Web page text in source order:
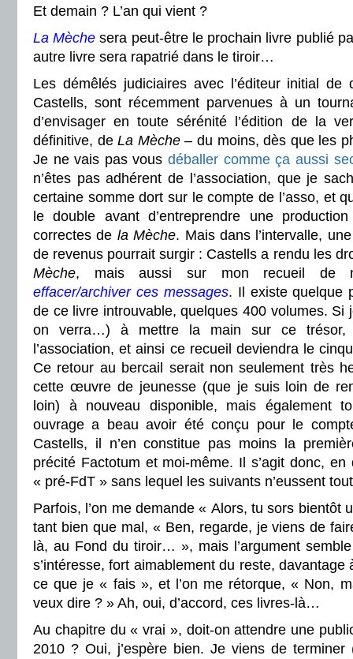
Et demain ? L’an qui vient ?
La Mèche sera peut-être le prochain livre publié
autre livre sera rapatrié dans le tiroir…
Les démêlés judiciaires avec l’éditeur initial de
Castells, sont récemment parvenues à un
d’envisager en toute sérénité l’édition de la
définitive, deLa Mèche– du moins, dès que les
Je ne vais pas vousdéballer comme ça aussi
n’êtes pas adhérent de l’association, que je
certaine somme dort sur le compte de l’asso, et
le double avant d’entreprendre une
correctes de la Mèche. Mais dans l’intervalle,
de revenus pourrait surgir : Castells a rendu les
Mèche, mais aussi sur mon recueil de
effacer/archiver ces messages. Il existe quelque
de ce livre introuvable, quelques 400 volumes. Si
on verra…) à mettre la main sur ce trésor,
l’association, et ainsi ce recueil deviendra le
Ce retour au bercail serait non seulement très
cette œuvre de jeunesse (que je suis loin de
loin) à nouveau disponible, mais également
ouvrage a beau avoir été conçu pour le
Castells, il n’en constitue pas moins la
précité Factotum et moi-même. Il s’agit donc, en
« pré-FdT » sans lequel les suivants n’eussent
Parfois, l’on me demande « Alors, tu sors bientôt
tant bien que mal, « Ben, regarde, je viens de
là, au Fond du tiroir… », mais l’argument
s’intéresse, fort aimablement du reste, davantage
ce que je « fais », et l’on me rétorque, « Non,
veux dire ? » Ah, oui, d’accord, ces livres-là…
Au chapitre du « vrai », doit-on attendre une
2010 ? Oui, j’espère bien. Je viens de terminer